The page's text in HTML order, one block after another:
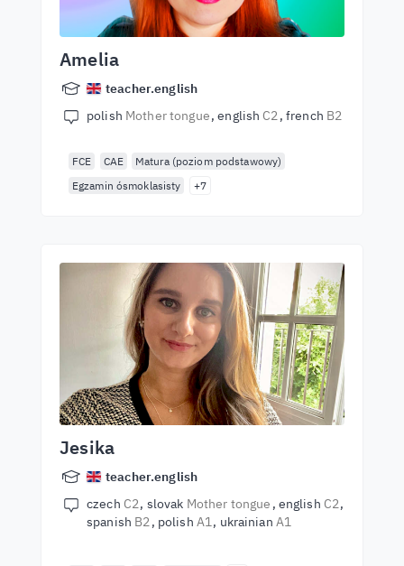
Amelia
teacher.english
polish Mother tongue english C2 french B2
FCE CAE
Matura (poziom podstawowy)
Egzamin ósmoklasisty
+7
Jesika
teacher.english
czech C2 slovak Mother tongue english C2
spanish B2 polish A1 ukrainian A1